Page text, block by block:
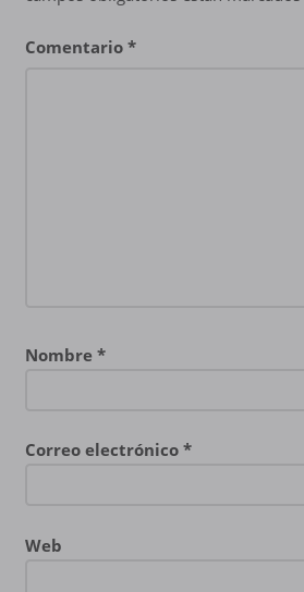
Comentario *
Nombre *
Correo electrónico *
Web